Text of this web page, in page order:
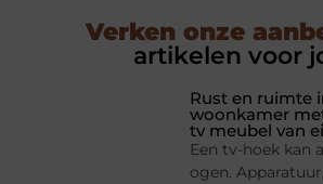
Verken onze
artikelen voor
Rust en ruimte
woonkamer
tv meubel van
Een tv-hoek kan
ogen.